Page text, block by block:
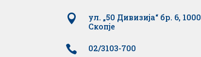

ул. „50 Дивизија“ бр. 6, 1000
Скопје
 02/3103-700